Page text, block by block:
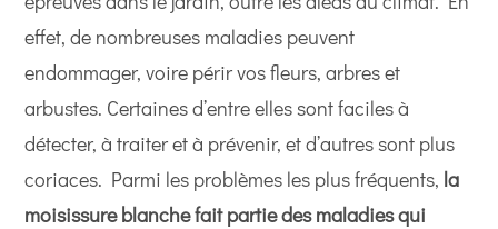
effet, de nombreuses maladies peuvent
endommager, voire périr vos fleurs, arbres et
arbustes. Certaines d’entre elles sont faciles à
détecter, à traiter et à prévenir, et d’autres sont plus
coriaces. Parmi les problèmes les plus fréquents, la
moisissure blanche fait partie des maladies qui